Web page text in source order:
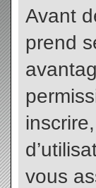
Avant
prend
vous